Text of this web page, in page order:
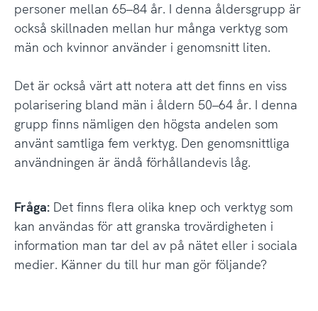
personer mellan 65–84 år. I denna åldersgrupp är
också skillnaden mellan hur många verktyg som
män och kvinnor använder i genomsnitt liten.
Det är också värt att notera att det finns en viss
polarisering bland män i åldern 50–64 år. I denna
grupp finns nämligen den högsta andelen som
använt samtliga fem verktyg. Den genomsnittliga
användningen är ändå förhållandevis låg.
Fråga:Det finns flera olika knep och verktyg som
kan användas för att granska trovärdigheten i
information man tar del av på nätet eller i sociala
medier. Känner du till hur man gör följande?